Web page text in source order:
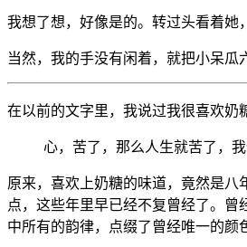
我想了想，好像是的。转过头看着
当然，我的手没有闲着，就把小呆瓜
在以前的文字里，我说过我很喜欢奶
心，苦了，那么人生就苦了，
原来，喜欢上奶糖的味道，竟然是
点，这些年里早已经不复曾经了。
中所有的韵律，点缀了曾经唯一的颜